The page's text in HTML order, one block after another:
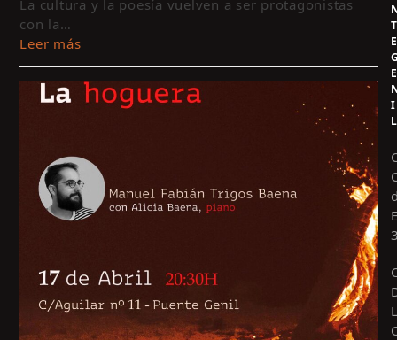
La cultura y la poesía vuelven a ser protagonistas
con la…
Leer más
T
E
E
I
L